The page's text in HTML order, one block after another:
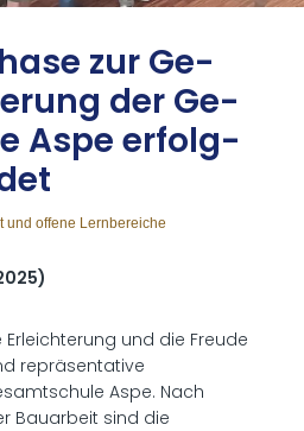
zur Ge­
der Ge­
As­pe er­folg­
und offene Lernbereiche
und die Freude
repräsentative
Aspe. Nach
Bauarbeit sind die